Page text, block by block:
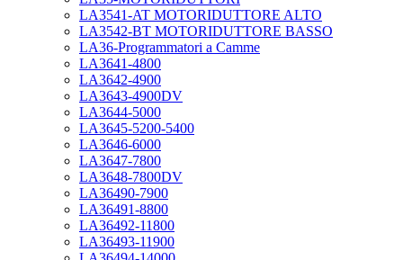
LA3541-AT MOTORIDUTTORE ALTO
LA3542-BT MOTORIDUTTORE BASSO
LA36-Programmatori a Camme
LA3641-4800
LA3642-4900
LA3643-4900DV
LA3644-5000
LA3645-5200-5400
LA3646-6000
LA3647-7800
LA3648-7800DV
LA36490-7900
LA36491-8800
LA36492-11800
LA36493-11900